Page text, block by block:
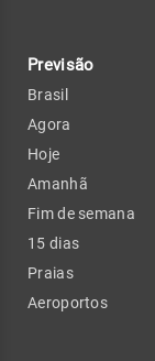
Previsão
Brasil
Agora
Hoje
Amanhã
Fim de semana
15 dias
Praias
Aeroportos